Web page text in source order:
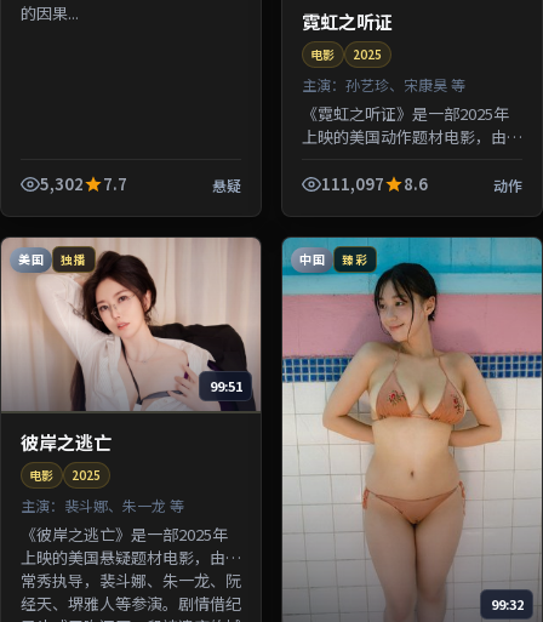
的因果...
5,302 7.7 悬疑
霓虹之听证
电影 2025
主演： 孙艺珍、宋康昊 等
《霓虹之听证》是一部2025年
上映的美国动作题材电影，由钟
濑遥、沈腾等参演。剧情围绕一
111,097 8.6 动作
美国 独播
99:51
彼岸之逃亡
电影 2025
主演： 裴斗娜、朱一龙 等
《彼岸之逃亡》是一部2025年
上映的美国悬疑题材电影，由洪
常秀执导，裴斗娜、朱一龙、阮
经天、堺雅人等参演。剧情借纪
中国 臻彩
99:32